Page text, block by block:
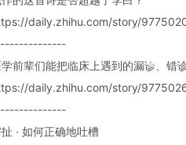
daily.zhihu.com/story/
前辈们能把临床上遇到的漏诊、错
daily.zhihu.com/story/
· 如何正确地吐槽